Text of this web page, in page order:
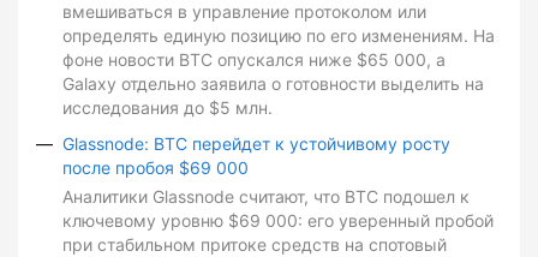
вмешиваться в управление протоколом или
определять единую позицию по его изменениям. На
фоне новости BTC опускался ниже $65 000, а
Galaxy отдельно заявила о готовности выделить на
исследования до $5 млн.
Glassnode: BTC перейдет к устойчивому росту
после пробоя $69 000
Аналитики Glassnode считают, что BTC подошел к
ключевому уровню $69 000: его уверенный пробой
при стабильном притоке средств на спотовый